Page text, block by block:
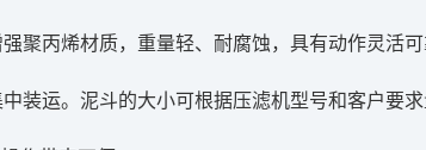
丙烯材质，重量轻、耐腐蚀，具有动作灵活可
装运。泥斗的大小可根据压滤机型号和客户要